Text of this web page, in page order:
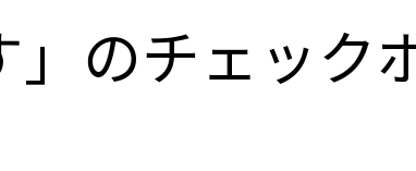
のチェック